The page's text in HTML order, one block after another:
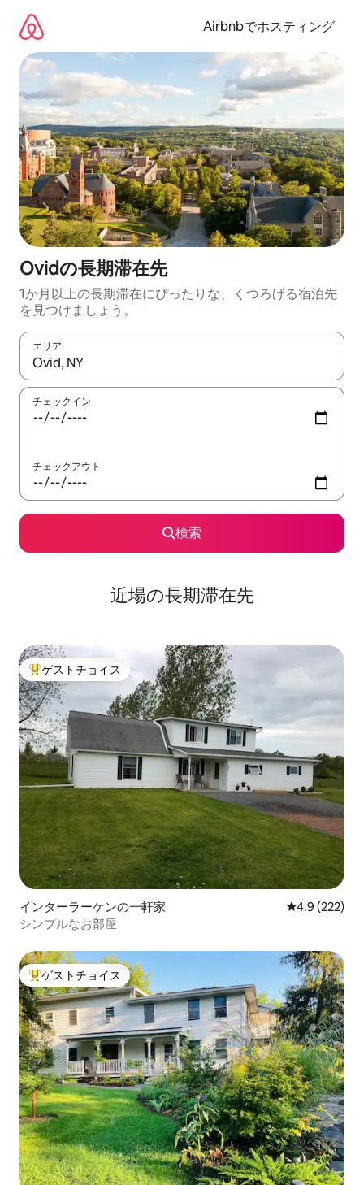
Airbnbでホスティング
Ovidの長期滞在先
1か月以上の長期滞在にぴったりな、くつろげる宿泊先
を見つけましょう。
エリア
検索結果が表示されたら、上下の矢印キーを使って移動するか
チェックイン
チェックアウト
検索
近場の長期滞在先
大好評のゲストチョイスです。
ゲストチョイス
インターラーケンの一軒家 レビュー222
4.9 (222)
シンプルなお部屋
大好評のゲストチョイスです。
ゲストチョイス